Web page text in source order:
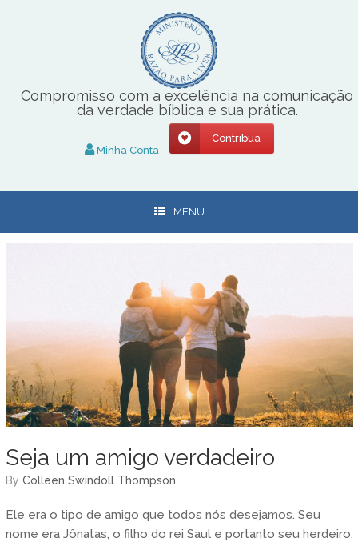
Compromisso com a excelência na comunicação
da verdade bíblica e sua prática.
Minha Conta
Contribua
MENU
Seja um amigo verdadeiro
by Colleen Swindoll Thompson
Ele era o tipo de amigo que todos nós desejamos. Seu
nome era Jônatas, o filho do rei Saul e portanto seu herdeiro.